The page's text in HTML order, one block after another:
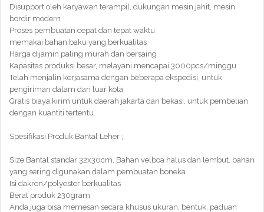
Disupport oleh karyawan terampil, dukungan mesin jahit, mesin
bordir modern
Proses pembuatan cepat dan tepat waktu
memakai bahan baku yang berkualitas
Harga dijamin paling murah dan bersaing
Kapasitas produksi besar, melayani mencapai 3000pcs/minggu
Telah menjalin kerjasama dengan beberapa ekspedisi, untuk
pengiriman dalam dan luar kota
Gratis biaya kirim untuk daerah jakarta dan bekasi, untuk pembelian
dengan kuantiti tertentu.
Spesifikasi Produk Bantal Leher ;
Size Bantal standar 32x30cm, Bahan velboa halus dan lembut. bahan
yang sering digunakan dalam pembuatan boneka.
Isi dakron/polyester berkualitas
Berat produk 230gram
Anda juga bisa memesan secara khusus ukuran, bentuk, paduan